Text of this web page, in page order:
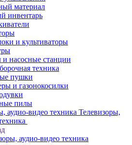
материал
инвентарь
и культиваторы
насосные станции
техника
пушки
и газонокосилки
пилы
Телевизоры,
аудио-видео техника